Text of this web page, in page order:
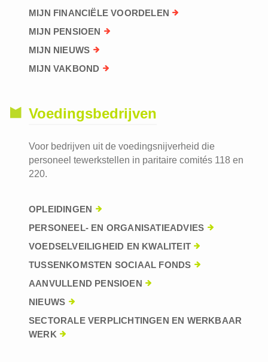
MIJN FINANCIËLE VOORDELEN
MIJN PENSIOEN
MIJN NIEUWS
MIJN VAKBOND
Voedingsbedrijven
Voor bedrijven uit de voedingsnijverheid die
personeel tewerkstellen in paritaire comités 118 en
220.
OPLEIDINGEN
PERSONEEL- EN ORGANISATIEADVIES
VOEDSELVEILIGHEID EN KWALITEIT
TUSSENKOMSTEN SOCIAAL FONDS
AANVULLEND PENSIOEN
NIEUWS
SECTORALE VERPLICHTINGEN EN WERKBAAR
WERK